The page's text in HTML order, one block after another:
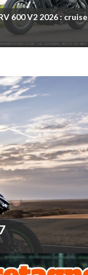
600V2 2026: cruise